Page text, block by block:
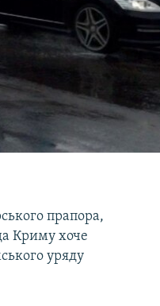
прапора,
Криму хоче
уряду